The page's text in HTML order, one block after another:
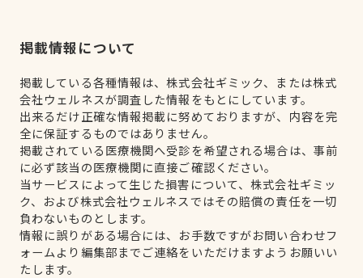
掲載情報について
掲載している各種情報は、株式会社ギミック、または株式
会社ウェルネスが調査した情報をもとにしています。
出来るだけ正確な情報掲載に努めておりますが、内容を完
全に保証するものではありません。
掲載されている医療機関へ受診を希望される場合は、事前
に必ず該当の医療機関に直接ご確認ください。
当サービスによって生じた損害について、株式会社ギミッ
ク、および株式会社ウェルネスではその賠償の責任を一切
負わないものとします。
情報に誤りがある場合には、お手数ですがお問い合わせフ
ォームより編集部までご連絡をいただけますようお願いい
たします。